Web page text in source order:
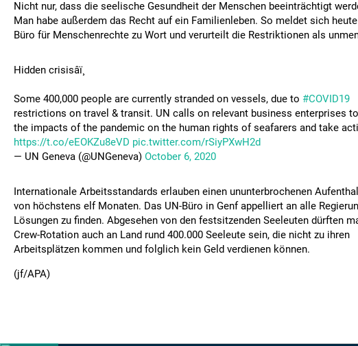
Nicht nur, dass die seelische Gesundheit der Menschen beeinträchtigt
Man habe außerdem das Recht auf ein Familienleben. So meldet sich
Büro für Menschenrechte zu Wort und verurteilt die Restriktionen als
Hidden crisisâï¸
Some 400,000 people are currently stranded on vessels, due to #COVID19
restrictions on travel & transit. UN calls on relevant business enterprises
the impacts of the pandemic on the human rights of seafarers and take
https://t.co/eEOKZu8eVD pic.twitter.com/rSiyPXwH2d
— UN Geneva (@UNGeneva) October 6, 2020
Internationale Arbeitsstandards erlauben einen ununterbrochenen
von höchstens elf Monaten. Das UN-Büro in Genf appelliert an alle
Lösungen zu finden. Abgesehen von den festsitzenden Seeleuten dürften
Crew-Rotation auch an Land rund 400.000 Seeleute sein, die nicht zu ihren
Arbeitsplätzen kommen und folglich kein Geld verdienen können.
(jf/APA)